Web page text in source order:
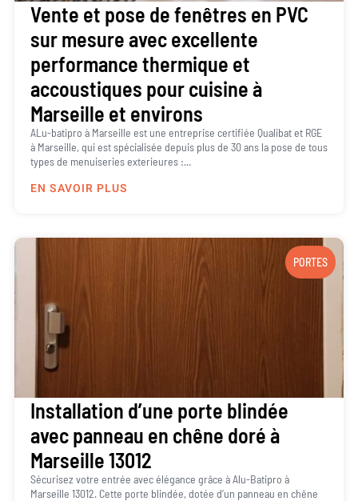
Vente et pose de fenêtres en PVC
sur mesure avec excellente
performance thermique et
accoustiques pour cuisine à
Marseille et environs
ALu-batipro à Marseille est une entreprise certifiée Qualibat et RGE
à Marseille, qui est spécialisée depuis plus de 30 ans la pose de tous
types de menuiseries exterieures :...
EN SAVOIR PLUS
PORTES
Installation d’une porte blindée
avec panneau en chêne doré à
Marseille 13012
Sécurisez votre entrée avec élégance grâce à Alu-Batipro à
Marseille 13012. Cette porte blindée, dotée d’un panneau en chêne